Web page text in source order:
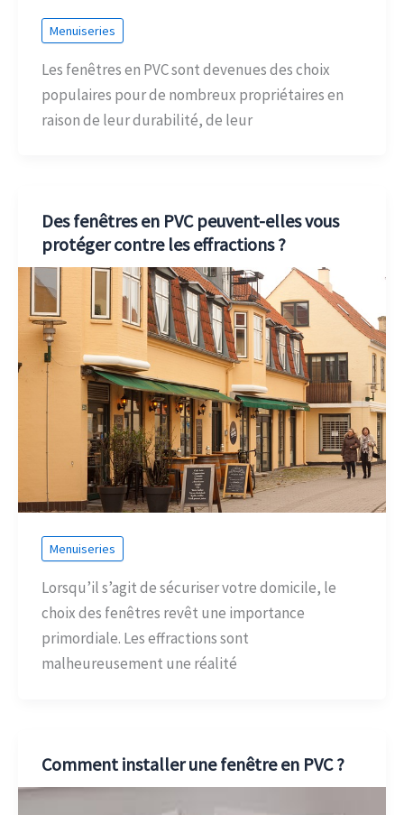
Menuiseries
Les fenêtres en PVC sont devenues des choix
populaires pour de nombreux propriétaires en
raison de leur durabilité, de leur
Des fenêtres en PVC peuvent-elles vous
protéger contre les effractions ?
Menuiseries
Lorsqu’il s’agit de sécuriser votre domicile, le
choix des fenêtres revêt une importance
primordiale. Les effractions sont
malheureusement une réalité
Comment installer une fenêtre en PVC ?